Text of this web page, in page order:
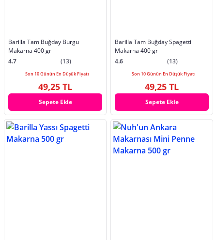
Barilla Tam Buğday Burgu
Makarna 400 gr
4.7
(13)
Son 10 Günün En Düşük Fiyatı
49,25 TL
Sepete Ekle
Barilla Tam Buğday Spagetti
Makarna 400 gr
4.6
(13)
Son 10 Günün En Düşük Fiyatı
49,25 TL
Sepete Ekle